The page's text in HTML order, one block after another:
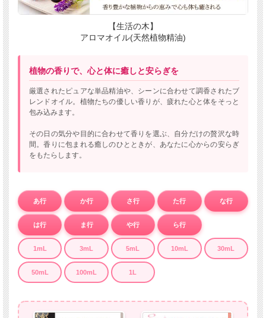
【生活の木】
アロマオイル(天然植物精油)
植物の香りで、心と体に癒しと安らぎを
厳選されたピュアな単品精油や、シーンに合わせて調香されたブ
レンドオイル。植物たちの優しい香りが、疲れた心と体をそっと
包み込みます。
その日の気分や目的に合わせて香りを選ぶ、自分だけの贅沢な時
間。香りに包まれる癒しのひとときが、あなたに心からの安らぎ
をもたらします。
あ行 か行 さ行 た行 な行
は行 ま行 や行 ら行
1mL 3mL 5mL 10mL 30mL
50mL 100mL 1L